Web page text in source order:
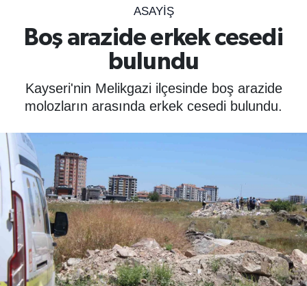
ASAYIŞ
Boş arazide erkek cesedi
bulundu
Kayseri'nin Melikgazi ilçesinde boş arazide
molozların arasında erkek cesedi bulundu.
YAŞAM
KADIN
KÜLTÜR SANAT
MAGAZİN